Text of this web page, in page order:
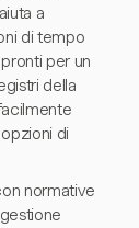
a
di tempo
per un
della
di
normative